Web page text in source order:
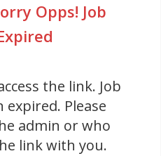
Opps! Job
the link. Job
expired. Please
admin or who
link with you.